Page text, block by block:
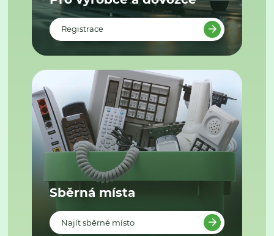
Registrace
Sběrná místa
Najít sběrné místo